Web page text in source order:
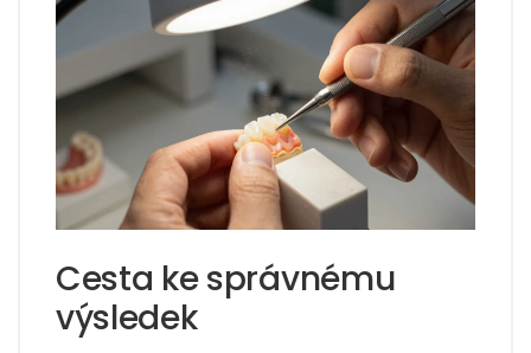
Cesta ke správnému
výsledek